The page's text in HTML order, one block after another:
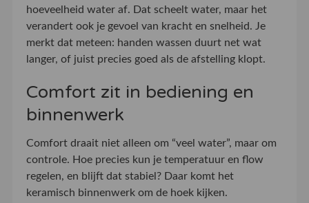
hoeveelheid water af. Dat scheelt water, maar het
verandert ook je gevoel van kracht en snelheid. Je
merkt dat meteen: handen wassen duurt net wat
langer, of juist precies goed als de afstelling klopt.
Comfort zit in bediening en
binnenwerk
Comfort draait niet alleen om “veel water”, maar om
controle. Hoe precies kun je temperatuur en flow
regelen, en blijft dat stabiel? Daar komt het
keramisch binnenwerk om de hoek kijken.